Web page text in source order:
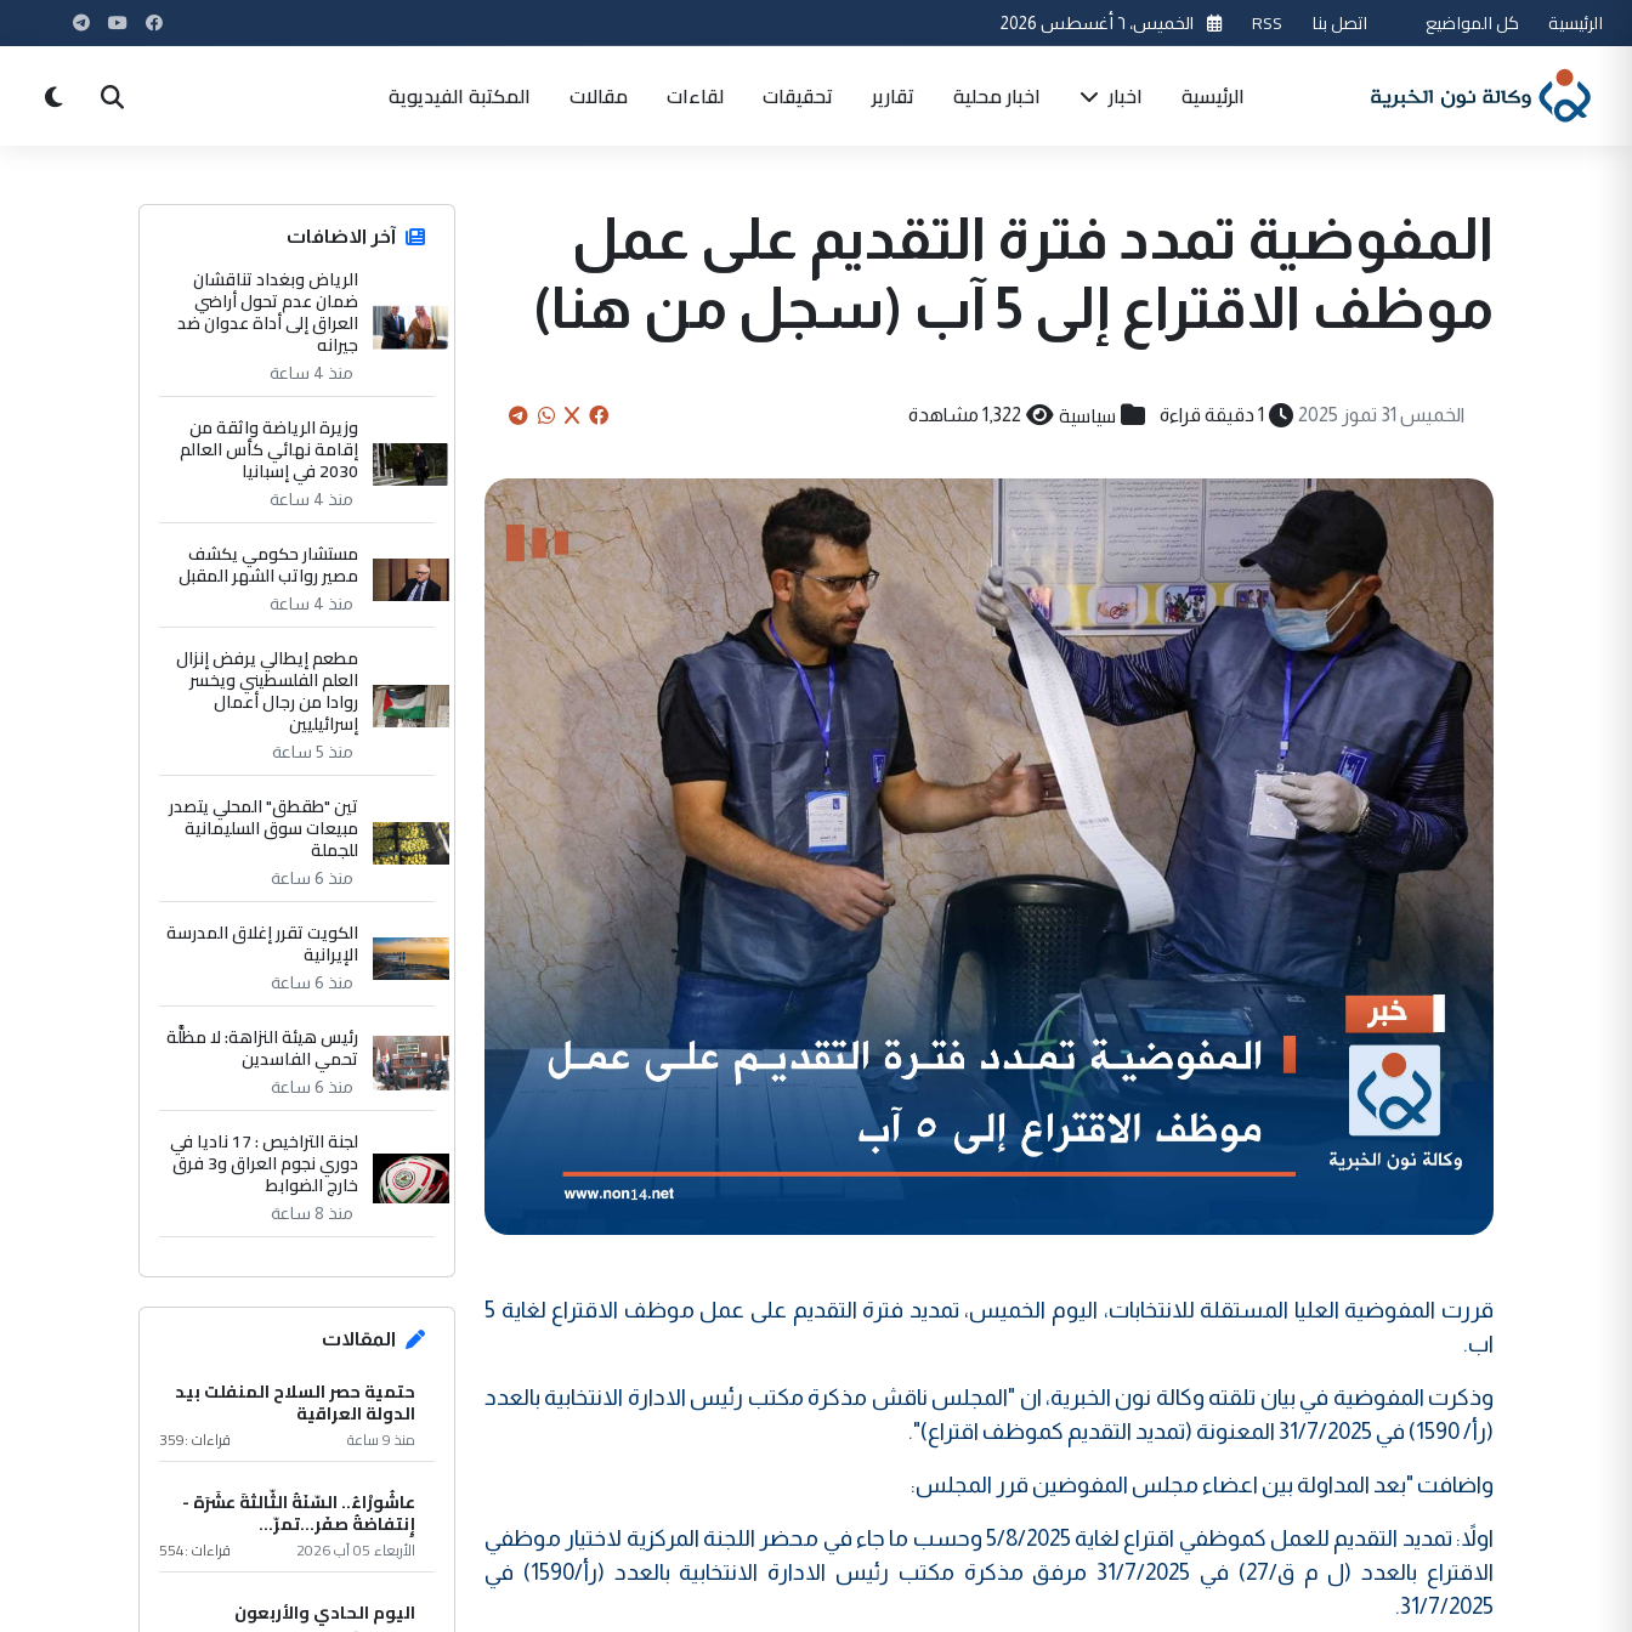
الرئيسية كل المواضيع اتصل بنا RSS الخميس، ٦ أغسطس 2026
الرئيسية اخبار اخبار محلية تقارير تحقيقات لقاءات مقالات المكتبة الفيديوية
المفوضية تمدد فترة التقديم على عمل
موظف الاقتراع إلى 5 آب (سجل من هنا)
الخميس 31 تموز 2025 1 دقيقة قراءة سياسية 1,322 مشاهدة
قررت المفوضية العليا المستقلة للانتخابات، اليوم الخميس، تمديد فترة التقديم على عمل موظف الاقتراع لغاية 5
اب.
وذكرت المفوضية في بيان تلقته وكالة نون الخبرية، ان "المجلس ناقش مذكرة مكتب رئيس الادارة الانتخابية بالعدد
(رأ/ 1590) في 31/7/2025 المعنونة (تمديد التقديم كموظف اقتراع)".
واضافت "بعد المداولة بين اعضاء مجلس المفوضين قرر المجلس:
اولاً: تمديد التقديم للعمل كموظفي اقتراع لغاية 5/8/2025 وحسب ما جاء في محضر اللجنة المركزية لاختيار موظفي
الاقتراع بالعدد (ل م ق/27) في 31/7/2025 مرفق مذكرة مكتب رئيس الادارة الانتخابية بالعدد (رأ/1590) في
31/7/2025.
آخر الاضافات
الرياض وبغداد تناقشان
ضمان عدم تحول أراضي
العراق إلى أداة عدوان ضد
جيرانه
منذ 4 ساعة
وزيرة الرياضة واثقة من
إقامة نهائي كأس العالم
2030 في إسبانيا
منذ 4 ساعة
مستشار حكومي يكشف
مصير رواتب الشهر المقبل
منذ 4 ساعة
مطعم إيطالي يرفض إنزال
العلم الفلسطيني ويخسر
روادا من رجال أعمال
إسرائيليين
منذ 5 ساعة
تين "طقطق" المحلي يتصدر
مبيعات سوق السليمانية
للجملة
منذ 6 ساعة
الكويت تقرر إغلاق المدرسة
الإيرانية
منذ 6 ساعة
رئيس هيئة النزاهة: لا مظلَّة
تحمي الفاسدين
منذ 6 ساعة
لجنة التراخيص : 17 ناديا في
دوري نجوم العراق و3 فرق
خارج الضوابط
منذ 8 ساعة
المقالات
حتمية حصر السلاح المنفلت بيد
الدولة العراقية
منذ 9 ساعة قراءات :359
عاشُورْاءُ.. السّنَةُ الثّالثةَ عشَرَة -
إِنتفاضةُ صفَر…تمرّ...
الأربعاء 05 آب 2026 قراءات :554
اليوم الحادي والأربعون